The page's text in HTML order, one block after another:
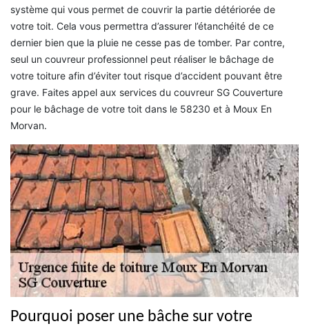
système qui vous permet de couvrir la partie détériorée de
votre toit. Cela vous permettra d’assurer l’étanchéité de ce
dernier bien que la pluie ne cesse pas de tomber. Par contre,
seul un couvreur professionnel peut réaliser le bâchage de
votre toiture afin d’éviter tout risque d’accident pouvant être
grave. Faites appel aux services du couvreur SG Couverture
pour le bâchage de votre toit dans le 58230 et à Moux En
Morvan.
Pourquoi poser une bâche sur votre